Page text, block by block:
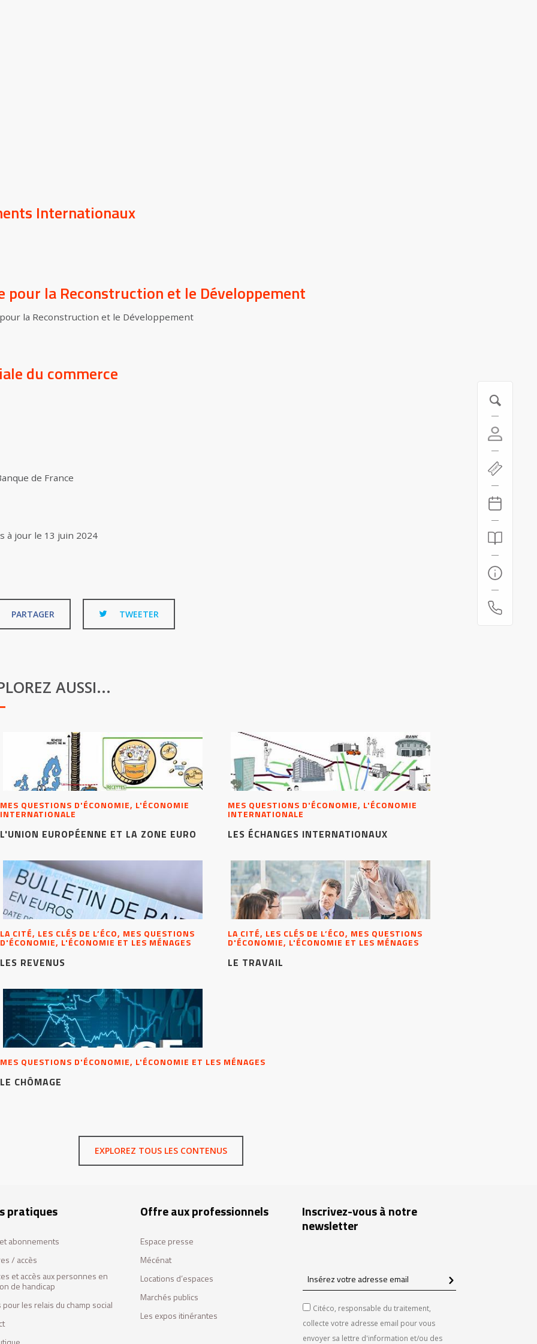
Internationaux
pour la Reconstruction et le Développement
la Reconstruction et le Développement
du commerce
de France
à jour le 13 juin 2024
PARTAGER TWEETER
AUSSI...
MES QUESTIONS D'ÉCONOMIE, L'ÉCONOMIE
INTERNATIONALE
L'UNION EUROPÉENNE ET LA ZONE EURO
MES QUESTIONS D'ÉCONOMIE, L'ÉCONOMIE
INTERNATIONALE
LES ÉCHANGES INTERNATIONAUX
LA CITÉ, LES CLÉS DE L’ÉCO, MES QUESTIONS
D'ÉCONOMIE, L'ÉCONOMIE ET LES MÉNAGES
LES REVENUS
LA CITÉ, LES CLÉS DE L’ÉCO, MES QUESTIONS
D'ÉCONOMIE, L'ÉCONOMIE ET LES MÉNAGES
LE TRAVAIL
MES QUESTIONS D'ÉCONOMIE, L'ÉCONOMIE ET LES MÉNAGES
LE CHÔMAGE
EXPLOREZ TOUS LES CONTENUS
pratiques
abonnements
/ accès
et accès aux personnes en
de handicap
les relais du champ social
Offre aux professionnels
Espace presse
Mécénat
Locations d’espaces
Marchés publics
Les expos itinérantes
Inscrivez-vous à notre
newsletter
Insérez
votre
adresse
email
Citéco, responsable du traitement,
collecte votre adresse email pour vous
envoyer sa lettre d'information et/ou des